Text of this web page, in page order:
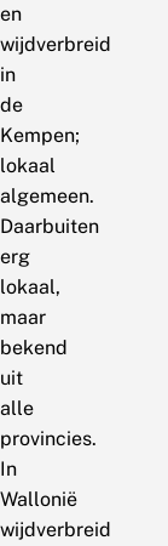
en
wijdverbreid
in
de
Kempen;
lokaal
algemeen.
Daarbuiten
erg
lokaal,
maar
bekend
uit
alle
provincies.
In
Wallonië
wijdverbreid